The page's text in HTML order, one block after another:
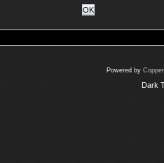
OK
Powered by
Dark